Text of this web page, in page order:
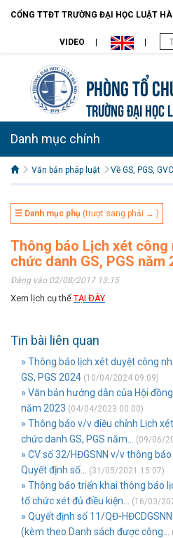
CỔNG TTĐT TRƯỜNG ĐẠI HỌC LUẬT HÀ
VIDEO
Phòng Tổ
TRƯỜNG ĐẠI HỌC
Danh mục chính
Văn bản pháp luật Về GS, PGS,
☰ Danh mục phụ (trượt sang phải → )
Thông báo Lịch xét công
chức danh GS, PGS năm
Đăng vào 02/08/2017 13:15
Xem lịch cụ thểTẠI ĐÂY
Tin bài liên quan
» Thông báo lịch xét duyệt công
GS, PGS 2024 (10/04/2024 09:09)
» Văn bản hướng dẫn của Hội
năm 2023 (04/04/2023 00:00)
» Thông báo v/v điều chỉnh Lịch
chức danh GS, PGS năm...
(09/06/
» CV số 32/HĐGSNN v/v thông
Quyết định số...
(31/05/2021 15:07)
» Thông báo triển khai thông báo
tổ chức xét đủ điều kiện...
(16/03/
» Quyết định số 11/QĐ-
(kèm theo Danh sách được công...